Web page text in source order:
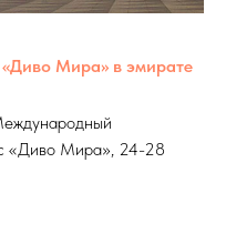
Мира» в эмирате
«Диво Мира», 24-28